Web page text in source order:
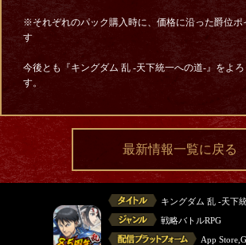
※それぞれのパック購入時に、価格に沿った爵位ポ
す
今後とも『キングダム 乱 -天下統一への道-』をよ
す。
最新情報一覧に戻る
キングダム 乱 -天下
戦略バトルRPG
App